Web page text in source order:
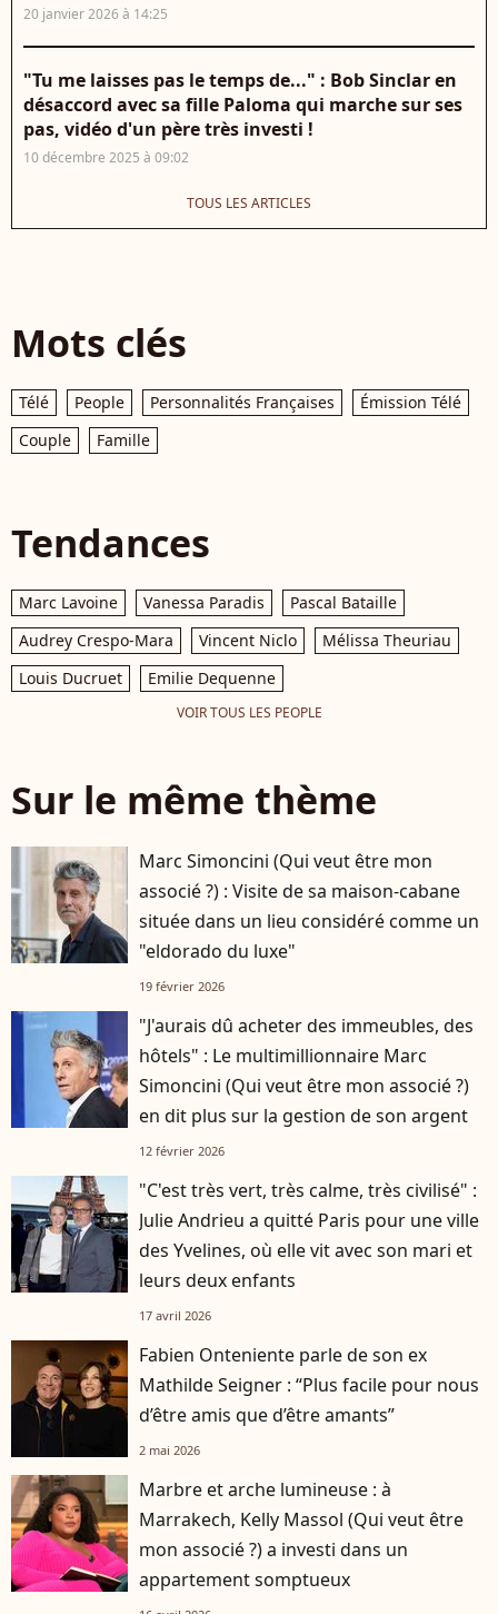
20 janvier 2026 à 14:25
"Tu me laisses pas le temps de..." : Bob Sinclar en
désaccord avec sa fille Paloma qui marche sur ses
pas, vidéo d'un père très investi !
10 décembre 2025 à 09:02
TOUS LES ARTICLES
Mots clés
Télé People Personnalités Françaises
Émission Télé
Couple
Famille
Tendances
Marc Lavoine Vanessa Paradis
Pascal Bataille
Audrey Crespo-Mara
Vincent Niclo
Mélissa Theuriau
Louis Ducruet
Emilie Dequenne
VOIR TOUS LES PEOPLE
Sur le même thème
Marc Simoncini (Qui veut être mon
associé ?) : Visite de sa maison-cabane
située dans un lieu considéré comme un
"eldorado du luxe"
19 février 2026
"J'aurais dû acheter des immeubles, des
hôtels" : Le multimillionnaire Marc
Simoncini (Qui veut être mon associé ?)
en dit plus sur la gestion de son argent
12 février 2026
"C'est très vert, très calme, très civilisé" :
Julie Andrieu a quitté Paris pour une ville
des Yvelines, où elle vit avec son mari et
leurs deux enfants
17 avril 2026
Fabien Onteniente parle de son ex
Mathilde Seigner : “Plus facile pour nous
d’être amis que d’être amants”
2 mai 2026
Marbre et arche lumineuse : à
Marrakech, Kelly Massol (Qui veut être
mon associé ?) a investi dans un
appartement somptueux